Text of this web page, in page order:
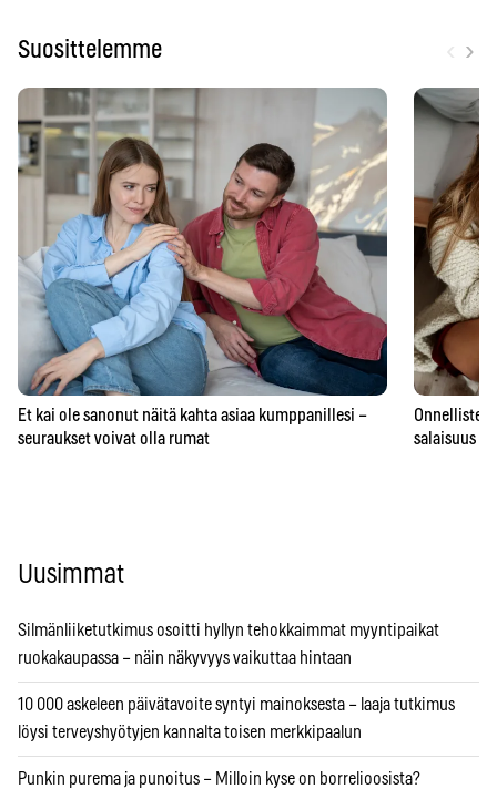
Suosittelemme ›
Et kai ole sanonut näitä kahta asiaa kumppanillesi –
seuraukset voivat olla rumat
Onnellisten
salaisuus –
Uusimmat
Silmänliiketutkimus osoitti hyllyn tehokkaimmat myyntipaikat
ruokakaupassa – näin näkyvyys vaikuttaa hintaan
10 000 askeleen päivätavoite syntyi mainoksesta – laaja tutkimus
löysi terveyshyötyjen kannalta toisen merkkipaalun
Punkin purema ja punoitus – Milloin kyse on borrelioosista?